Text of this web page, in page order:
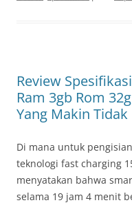
Review
Ram 3gb Rom
Yang Makin
Di mana untuk
teknologi fast charging
menyatakan bahwa
selama 19 jam 4 menit